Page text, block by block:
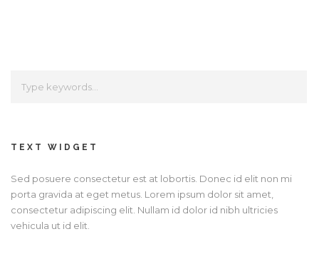
TEXT WIDGET
Sed posuere consectetur est at lobortis. Donec id elit non mi
porta gravida at eget metus. Lorem ipsum dolor sit amet,
consectetur adipiscing elit. Nullam id dolor id nibh ultricies
vehicula ut id elit.